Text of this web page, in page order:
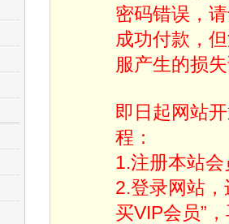
密码错误，
成功付款，
服产生的损
即日起网站
程：
1.注册本站会
2.登录网站，
买VIP会员”